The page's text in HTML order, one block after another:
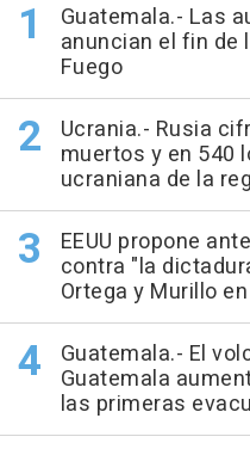
Guatemala.- Las
anuncian el fin de
Fuego
Ucrania.- Rusia
muertos y en 540
ucraniana de la
EEUU propone
contra "la
Ortega y Murillo
Guatemala.- El
Guatemala
las primeras